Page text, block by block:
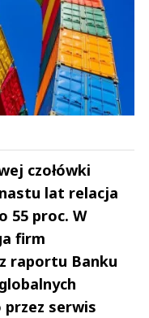
czołówki
lat relacja
55 proc. W
firm
raportu Banku
serwis